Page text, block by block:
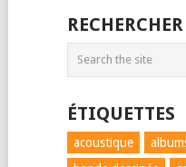
RECHERCHER
ÉTIQUETTES
acoustique